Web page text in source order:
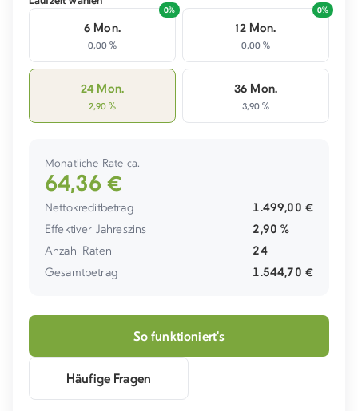
6 Mon.
0,00 %
12 Mon.
0,00 %
24 Mon.
2,90 %
36 Mon.
3,90 %
Monatliche Rate ca.
64,36 €
Nettokreditbetrag
1.499,00 €
Effektiver Jahreszins
2,90 %
Anzahl Raten
24
Gesamtbetrag
1.544,70 €
So funktioniert's
Häufige Fragen